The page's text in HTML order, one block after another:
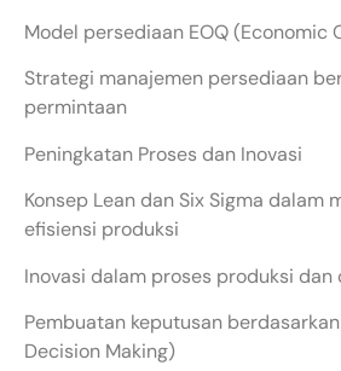
Model persediaan EOQ (Economic
Strategi manajemen persediaan
permintaan
Peningkatan Proses dan Inovasi
Konsep Lean dan Six Sigma dalam
efisiensi produksi
Inovasi dalam proses produksi dan
Pembuatan keputusan
Decision Making)